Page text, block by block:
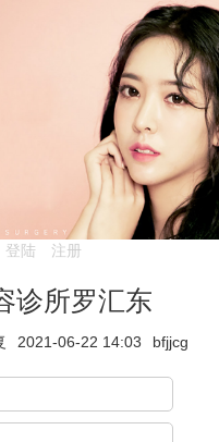
登陆 注册
诊所罗汇东
2021-06-22 14:03 bfjjcg